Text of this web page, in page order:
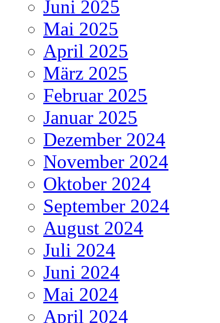
Juni 2025
Mai 2025
April 2025
März 2025
Februar 2025
Januar 2025
Dezember 2024
November 2024
Oktober 2024
September 2024
August 2024
Juli 2024
Juni 2024
Mai 2024
April 2024